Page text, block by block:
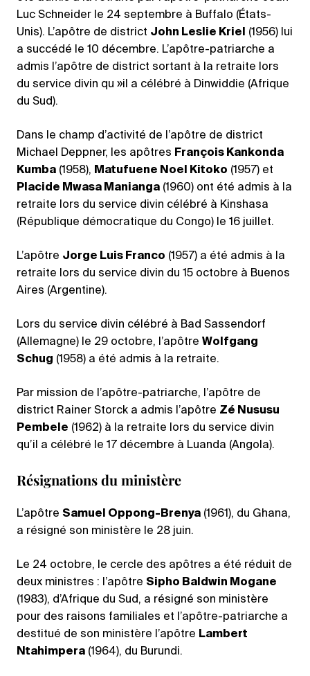
Luc Schneider le 24 septembre à Buffalo (États-
Unis). L’apôtre de district John Leslie Kriel (1956) lui
a succédé le 10 décembre. L’apôtre-patriarche a
admis l’apôtre de district sortant à la retraite lors
du service divin qu »il a célébré à Dinwiddie (Afrique
du Sud).
Dans le champ d’activité de l’apôtre de district
Michael Deppner, les apôtres François Kankonda
Kumba (1958), Matufuene Noel Kitoko (1957) et
Placide Mwasa Manianga (1960) ont été admis à la
retraite lors du service divin célébré à Kinshasa
(République démocratique du Congo) le 16 juillet.
L’apôtre Jorge Luis Franco (1957) a été admis à la
retraite lors du service divin du 15 octobre à Buenos
Aires (Argentine).
Lors du service divin célébré à Bad Sassendorf
(Allemagne) le 29 octobre, l’apôtre Wolfgang
Schug (1958) a été admis à la retraite.
Par mission de l’apôtre-patriarche, l’apôtre de
district Rainer Storck a admis l’apôtre Zé Nususu
Pembele (1962) à la retraite lors du service divin
qu’il a célébré le 17 décembre à Luanda (Angola).
Résignations du ministère
L’apôtre Samuel Oppong-Brenya (1961), du Ghana,
a résigné son ministère le 28 juin.
Le 24 octobre, le cercle des apôtres a été réduit de
deux ministres : l’apôtre Sipho Baldwin Mogane
(1983), d’Afrique du Sud, a résigné son ministère
pour des raisons familiales et l’apôtre-patriarche a
destitué de son ministère l’apôtre Lambert
Ntahimpera (1964), du Burundi.